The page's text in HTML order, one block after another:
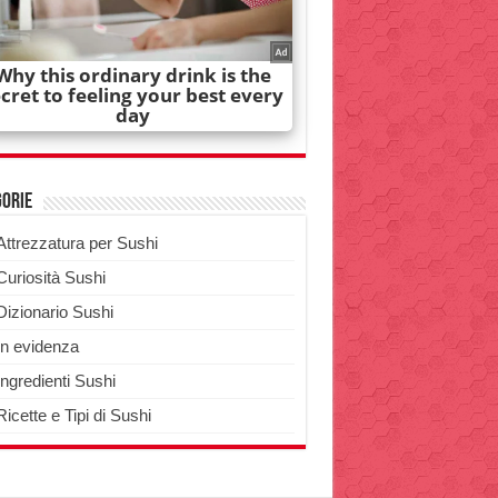
per Sushi
Sushi
Sushi
evidenza
Sushi
e Tipi di Sushi